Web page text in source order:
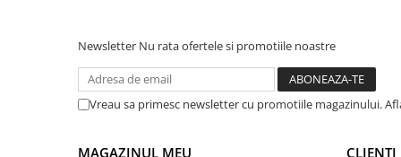
Newsletter Nu rata ofertele si promotiile noastre
Vreau sa primesc newsletter cu promotiile magazinului.
MAGAZINUL MEU CLIENTI